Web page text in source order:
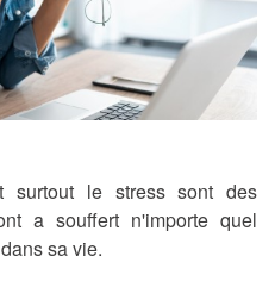
surtout le stress sont des
a souffert n'importe quel
sa vie.